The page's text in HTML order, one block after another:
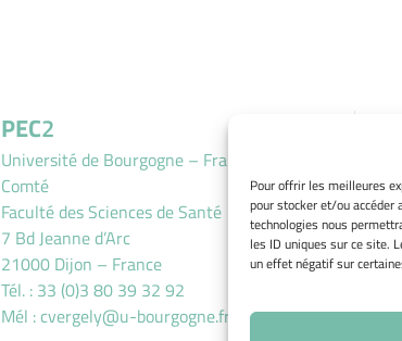
Pour offrir les meilleures
pour stocker et/ou accéder
technologies nous
les ID uniques sur ce site.
un effet négatif sur
PEC2
Université de Bourgogne – Franche
Comté
Faculté des Sciences de Santé
7 Bd Jeanne d’Arc
21000 Dijon – France
Tél. : 33 (0)3 80 39 32 92
Mél : cvergely@u-bourgogne.fr